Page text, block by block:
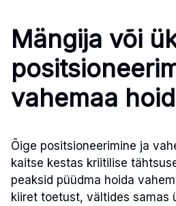
Mängija või
vahemaa
Õige positsioneerimine ja
kaitse kestas kriitilise
peaksid püüdma hoida
kiiret toetust, vältides samas